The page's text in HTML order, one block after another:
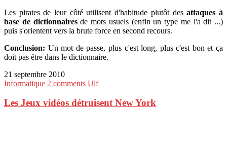
Les pirates de leur côté utilisent d'habitude plutôt desattaques à
base de dictionnairesde mots usuels (enfin un type me l'a dit ...)
puis s'orientent vers la brute force en second recours.
Conclusion: Un mot de passe, plus c'est long, plus c'est bon et ça
doit pas être dans le dictionnaire.
21 septembre 2010
Informatique 2 comments Ulf
Les Jeux vidéos détruisent New York